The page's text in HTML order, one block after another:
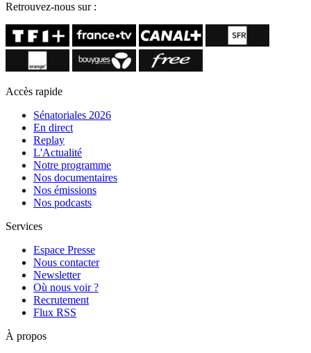
Retrouvez-nous sur :
Accès rapide
Sénatoriales 2026
En direct
Replay
L'Actualité
Notre programme
Nos documentaires
Nos émissions
Nos podcasts
Services
Espace Presse
Nous contacter
Newsletter
Où nous voir ?
Recrutement
Flux RSS
À propos